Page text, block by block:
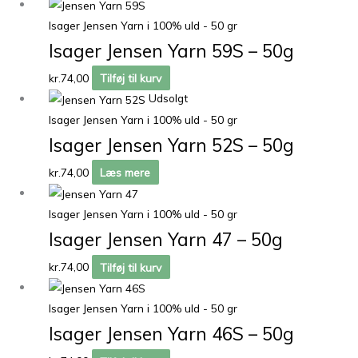
Isager Jensen Yarn i 100% uld - 50 gr
Isager Jensen Yarn 59S – 50g
kr.74,00
Tilføj til kurv
Udsolgt
Isager Jensen Yarn i 100% uld - 50 gr
Isager Jensen Yarn 52S – 50g
kr.74,00 Læs mere
Isager Jensen Yarn i 100% uld - 50 gr
Isager Jensen Yarn 47 – 50g
kr.74,00 Tilføj til kurv
Isager Jensen Yarn i 100% uld - 50 gr
Isager Jensen Yarn 46S – 50g